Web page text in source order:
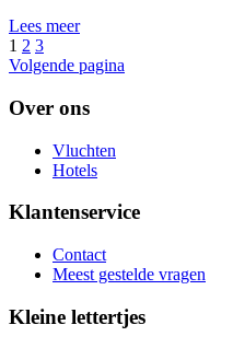
Lees meer
1 2 3
Volgende pagina
Over ons
Vluchten
Hotels
Klantenservice
Contact
Meest gestelde vragen
Kleine lettertjes